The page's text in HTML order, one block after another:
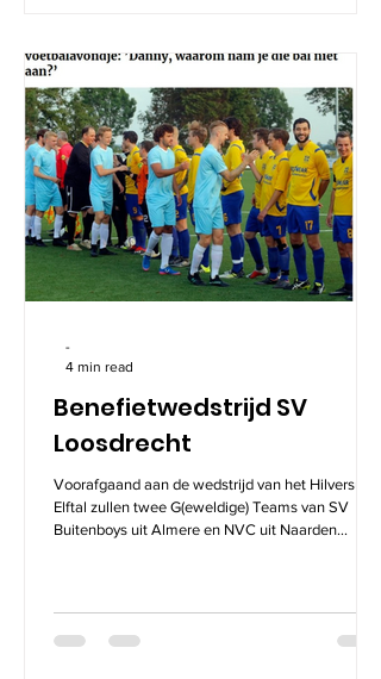
Benefietwedstrijd SV
Loosdrecht
Voorafgaand aan de wedstrijd van het Hilversums
Elftal zullen twee G(eweldige) Teams van SV
Buitenboys uit Almere en NVC uit Naarden...
-
4 min read